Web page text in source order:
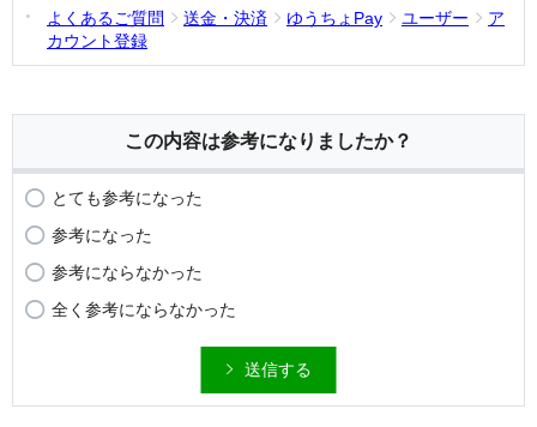
よくあるご質問
送金・決済 ゆうちょPay ユーザー
ア
カウント登録
この内容は参考になりましたか？
とても参考になった
参考になった
参考にならなかった
全く参考にならなかった
送信する